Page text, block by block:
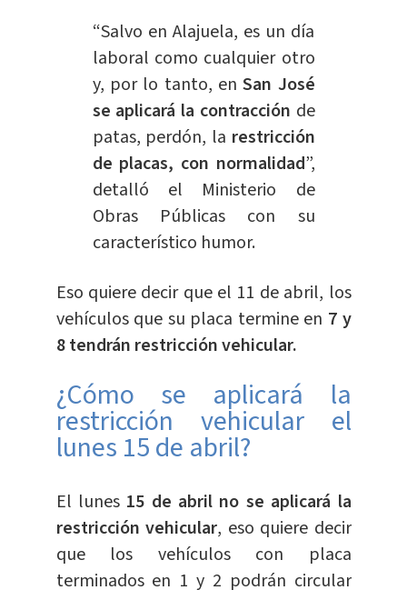
“Salvo en Alajuela, es un día
laboral como cualquier otro
y, por lo tanto, enSan José
se aplicará la contracción de
patas, perdón, la restricción
de placas, con normalidad”,
detalló el Ministerio de
Obras Públicas con su
característico humor.
Eso quiere decir que el 11 de abril, los
vehículos que su placa termine en 7 y
8 tendrán restricción vehicular.
¿Cómo se aplicará la
restricción vehicular el
lunes 15 de abril?
El lunes 15 de abril no se aplicará la
restricción vehicular, eso quiere decir
que los vehículos con placa
terminados en 1 y 2 podrán circular